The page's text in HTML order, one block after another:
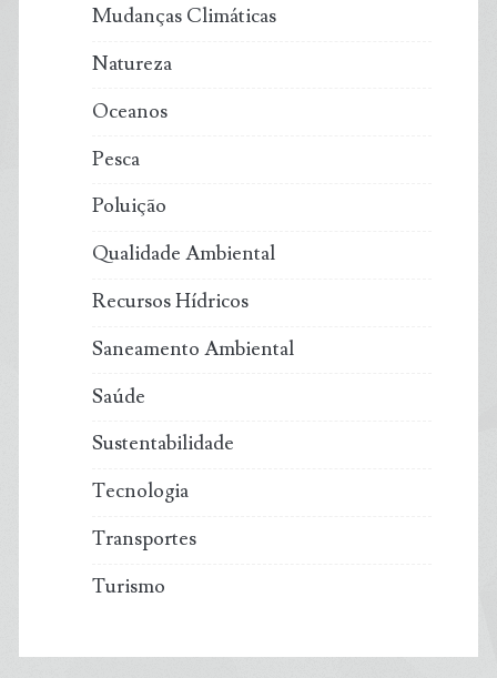
Mudanças Climáticas
Natureza
Oceanos
Pesca
Poluição
Qualidade Ambiental
Recursos Hídricos
Saneamento Ambiental
Saúde
Sustentabilidade
Tecnologia
Transportes
Turismo